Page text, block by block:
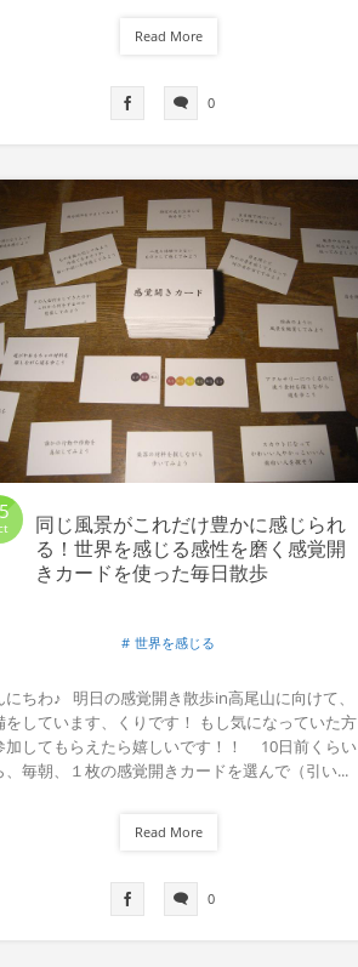
Read More
0
同じ風景がこれだけ豊かに感じられ
る！世界を感じる感性を磨く感覚開
きカードを使った毎日散歩
世界を感じる
にちわ♪ 明日の感覚開き散歩in高尾山に向けて、
をしています、くりです！ もし気になっていた方
加してもらえたら嬉しいです！！ 10日前くらい
、毎朝、１枚の感覚開きカードを選んで（引い...
Read More
0